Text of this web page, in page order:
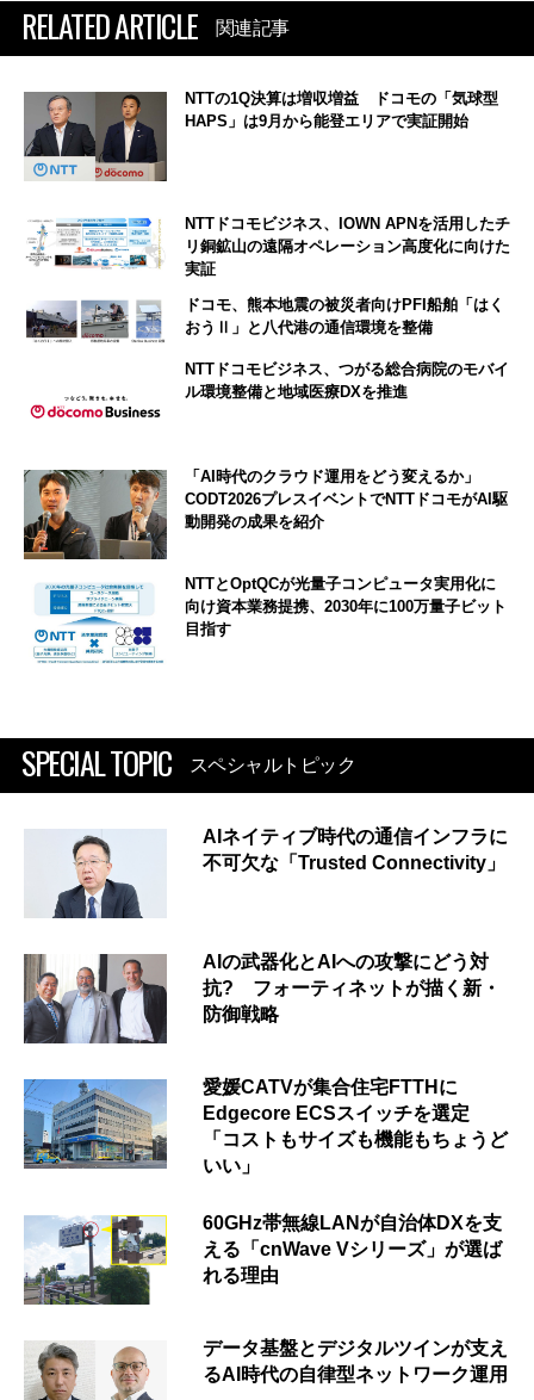
RELATED ARTICLE 関連記事
NTTの1Q決算は増収増益 ドコモの「気球型
HAPS」は9月から能登エリアで実証開始
NTTドコモビジネス、IOWN APNを活用したチ
リ銅鉱山の遠隔オペレーション高度化に向けた
実証
ドコモ、熊本地震の被災者向けPFI船舶「はく
おうⅡ」と八代港の通信環境を整備
NTTドコモビジネス、つがる総合病院のモバイ
ル環境整備と地域医療DXを推進
「AI時代のクラウド運用をどう変えるか」
CODT2026プレスイベントでNTTドコモがAI駆
動開発の成果を紹介
NTTとOptQCが光量子コンピュータ実用化に
向け資本業務提携、2030年に100万量子ビット
目指す
SPECIAL TOPIC スペシャルトピック
AIネイティブ時代の通信インフラに
不可欠な「Trusted Connectivity」
AIの武器化とAIへの攻撃にどう対
抗? フォーティネットが描く新・
防御戦略
愛媛CATVが集合住宅FTTHに
Edgecore ECSスイッチを選定
「コストもサイズも機能もちょうど
いい」
60GHz帯無線LANが自治体DXを支
える「cnWave Vシリーズ」が選ば
れる理由
データ基盤とデジタルツインが支え
るAI時代の自律型ネットワーク運用